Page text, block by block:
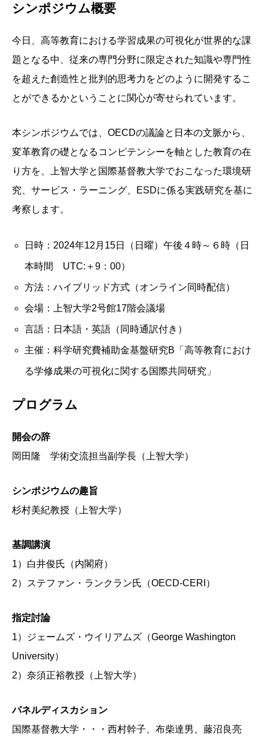
シンポジウム概要
今日、高等教育における学習成果の可視化が世界的な課
題となる中、従来の専門分野に限定された知識や専門性
を超えた創造性と批判的思考力をどのように開発するこ
とができるかということに関心が寄せられています。
本シンポジウムでは、OECDの議論と日本の文脈から、
変革教育の礎となるコンピテンシーを軸とした教育の在
り方を、上智大学と国際基督教大学でおこなった環境研
究、サービス・ラーニング、ESDに係る実践研究を基に
考察します。
日時：2024年12月15日（日曜）午後４時～６時（日
本時間 UTC:＋9：00）
方法：ハイブリッド方式（オンライン同時配信）
会場：上智大学2号館17階会議場
言語：日本語・英語（同時通訳付き）
主催：科学研究費補助金基盤研究B「高等教育におけ
る学修成果の可視化に関する国際共同研究」
プログラム
開会の辞
岡田隆 学術交流担当副学長（上智大学）
シンポジウムの趣旨
杉村美紀教授（上智大学）
基調講演
1）白井俊氏（内閣府）
2）ステファン・ランクラン氏（OECD-CERI）
指定討論
1）ジェームズ・ウイリアムズ（George Washington
University）
2）奈須正裕教授（上智大学）
パネルディスカション
国際基督教大学・・・西村幹子、布柴達男、藤沼良亮